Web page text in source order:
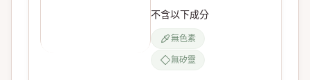
不含以下成分
無色素
無矽靈